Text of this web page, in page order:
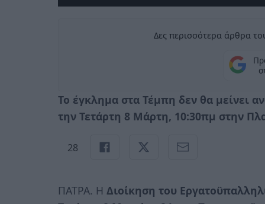
Δες περισσότερα άρθρα
Το έγκλημα στα Τέμπη δεν θα μείνει
την Τετάρτη 8 Μάρτη, 10:30πμ στην
28
ΠΑΤΡΑ. Η Διοίκηση του